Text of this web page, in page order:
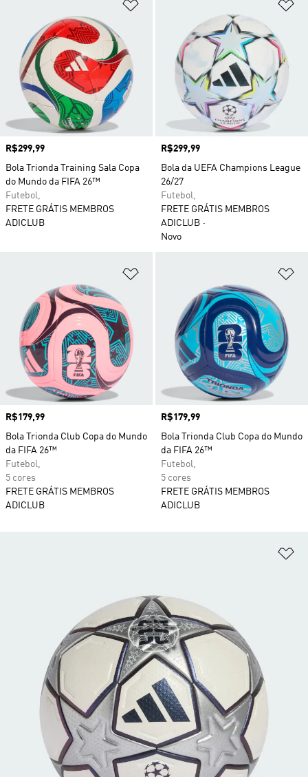
Preço
R$299,99
Bola Trionda Training Sala Copa
do Mundo da FIFA 26™
Futebol,
FRETE GRÁTIS MEMBROS
ADICLUB
Preço
R$299,99
Bola da UEFA Champions League
26/27
Futebol,
FRETE GRÁTIS MEMBROS
ADICLUB
Novo
Preço
R$179,99
Bola Trionda Club Copa do Mundo
da FIFA 26™
Futebol,
5 cores
FRETE GRÁTIS MEMBROS
ADICLUB
Preço
R$179,99
Bola Trionda Club Copa do Mundo
da FIFA 26™
Futebol,
5 cores
FRETE GRÁTIS MEMBROS
ADICLUB